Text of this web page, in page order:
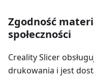
Zgodność
społeczności
Creality Slicer
drukowania i jest